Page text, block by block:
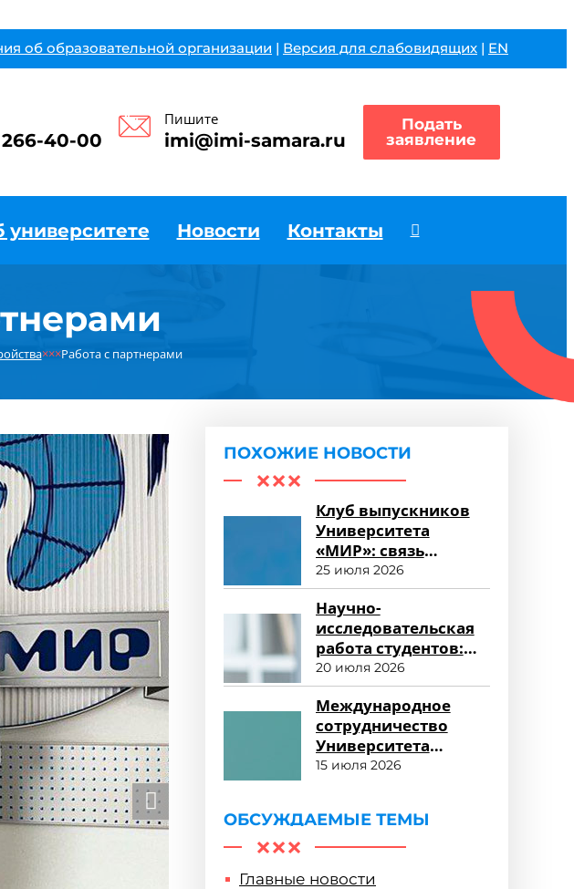
об образовательной организации | Версия для слабовидящих | EN
40-00
Пишите
imi@imi-samara.ru
Подать
заявление
университете Новости Контакты
×××Работа с партнерами
ПОХОЖИЕ НОВОСТИ
Клуб выпускников
Университета
«МИР»: связь
поколений и
карьерные
возможности
25 июля 2026
Научно-
исследовательская
работа студентов:
возможности для
развития
20 июля 2026
Международное
сотрудничество
Университета
«МИР»: новые
15 июля 2026
ОБСУЖДАЕМЫЕ ТЕМЫ
Главные новости